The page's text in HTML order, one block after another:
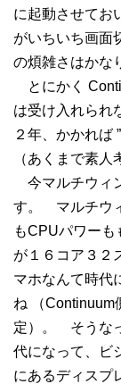
に起動させて
がいちいち画面
の煩雑さはかな
とにかく
は受け入れられ
２年、かかれば
（あくまで素人
今マルチウィ
す。 マルチウ
もCPUパワー
が１６コア３２
マホなんて時代
ね （Continuum
定）。 そうな
代になって、ビ
にあるディスプ